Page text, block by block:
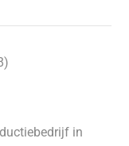
in